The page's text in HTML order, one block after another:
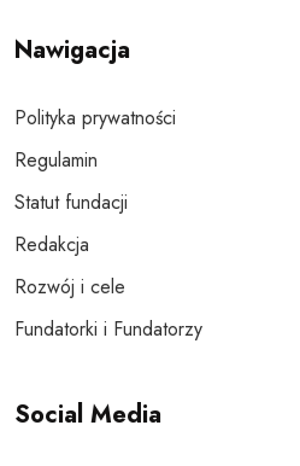
Nawigacja
Polityka prywatności
Regulamin
Statut fundacji
Redakcja
Rozwój i cele
Fundatorki i Fundatorzy
Social Media